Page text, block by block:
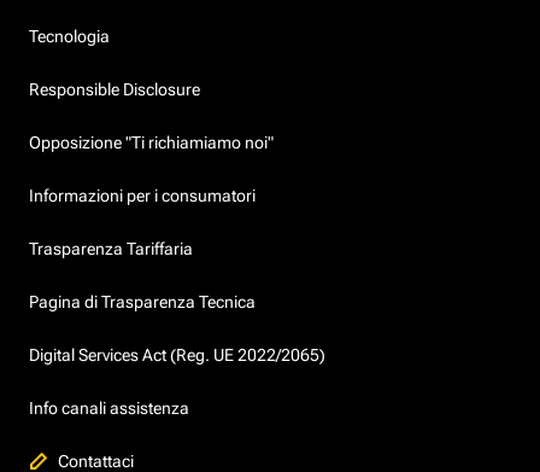
Tecnologia
Responsible Disclosure
Opposizione "Ti richiamiamo noi"
Informazioni per i consumatori
Trasparenza Tariffaria
Pagina di Trasparenza Tecnica
Digital Services Act (Reg. UE 2022/2065)
Info canali assistenza
Contattaci